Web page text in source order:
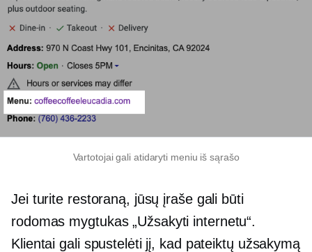
Vartotojai gali atidaryti meniu iš sąrašo
Jei turite restoraną, jūsų įraše gali būti
rodomas mygtukas „Užsakyti internetu“.
Klientai gali spustelėti jį, kad pateiktų užsakymą